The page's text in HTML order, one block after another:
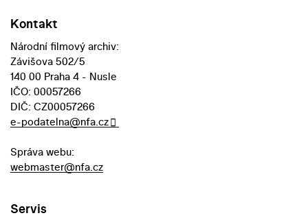
Kontakt
Národní filmový archiv:
Závišova 502/5
140 00 Praha 4 - Nusle
IČO: 00057266
DIČ: CZ00057266
e-podatelna@nfa.cz
Správa webu:
webmaster@nfa.cz
Servis